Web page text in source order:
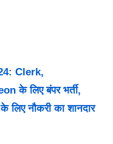
Clerk,
के लिए बंपर भर्ती,
नौकरी का शानदार